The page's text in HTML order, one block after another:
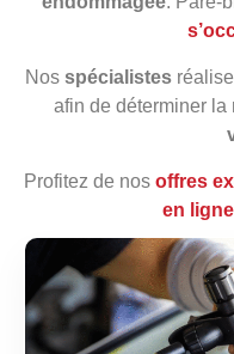
Nos spécialistes
afin de déterminer la
Profitez de nos offres
en ligne